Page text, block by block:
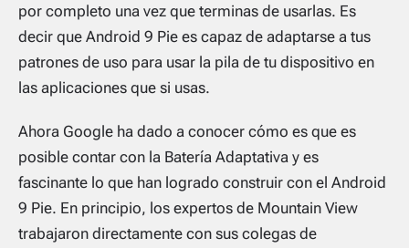
por completo una vez que terminas de usarlas. Es
decir que Android 9 Pie es capaz de adaptarse a tus
patrones de uso para usar la pila de tu dispositivo en
las aplicaciones que si usas.
Ahora Google ha dado a conocer cómo es que es
posible contar con la Batería Adaptativa y es
fascinante lo que han logrado construir con el Android
9 Pie. En principio, los expertos de Mountain View
trabajaron directamente con sus colegas de